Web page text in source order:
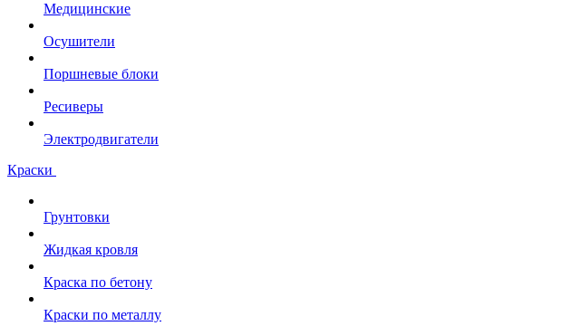
Медицинские
Осушители
Поршневые блоки
Ресиверы
Электродвигатели
Краски
Грунтовки
Жидкая кровля
Краска по бетону
Краски по металлу